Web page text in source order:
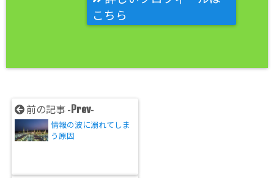
こちら
前の記事 -Prev-
情報の波に溺れてしま
う原因